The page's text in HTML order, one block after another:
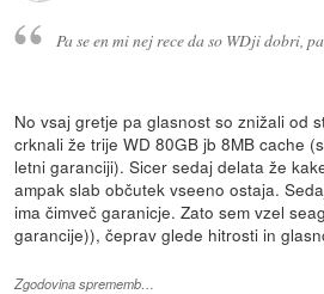
Pa se en mi nej rece da so WDji dobri,
No vsaj gretje pa glasnost so znižali od
crknali že trije WD 80GB jb 8MB cache
letni garanciji). Sicer sedaj delata že
ampak slab občutek vseeno ostaja.
ima čimveč garanicje. Zato sem vzel
garancije)), čeprav glede hitrosti in
Zgodovina sprememb…